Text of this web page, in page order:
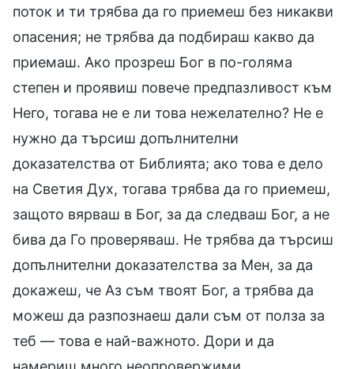
поток и ти трябва да го приемеш без никакви
опасения; не трябва да подбираш какво да
приемаш. Ако прозреш Бог в по-голяма
степен и проявиш повече предпазливост към
Него, тогава не е ли това нежелателно? Не е
нужно да търсиш допълнителни
доказателства от Библията; ако това е дело
на Светия Дух, тогава трябва да го приемеш,
защото вярваш в Бог, за да следваш Бог, а не
бива да Го проверяваш. Не трябва да търсиш
допълнителни доказателства за Мен, за да
докажеш, че Аз съм твоят Бог, а трябва да
можеш да разпознаеш дали съм от полза за
теб — това е най-важното. Дори и да